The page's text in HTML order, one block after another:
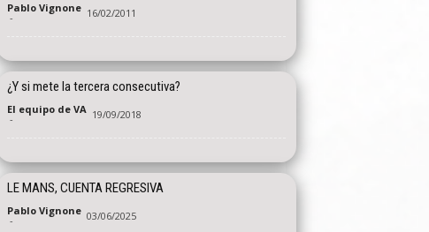
Pablo Vignone
- 16/02/2011
¿Y si mete la tercera consecutiva?
El equipo de VA
- 19/09/2018
LE MANS, CUENTA REGRESIVA
Pablo Vignone
- 03/06/2025